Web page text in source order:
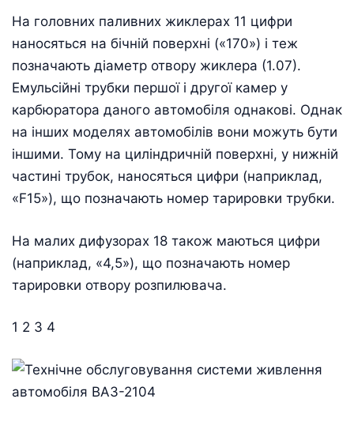
На головних паливних жиклерах 11 цифри
наносяться на бічній поверхні («170») і теж
позначають діаметр отвору жиклера (1.07).
Емульсійні трубки першої і другої камер у
карбюратора даного автомобіля однакові. Однак
на інших моделях автомобілів вони можуть бути
іншими. Тому на циліндричній поверхні, у нижній
частині трубок, наносяться цифри (наприклад,
«F15»), що позначають номер тарировки трубки.
На малих дифузорах 18 також маються цифри
(наприклад, «4,5»), що позначають номер
тарировки отвору розпилювача.
1 2 3 4